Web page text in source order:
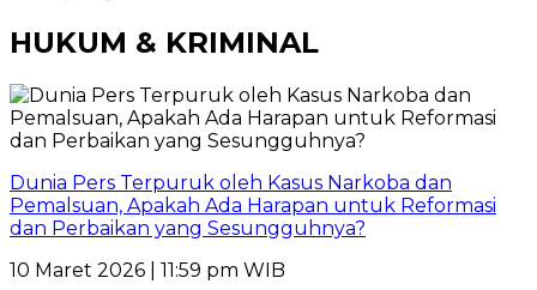
HUKUM & KRIMINAL
Dunia Pers Terpuruk oleh Kasus Narkoba dan
Pemalsuan, Apakah Ada Harapan untuk Reformasi
dan Perbaikan yang Sesungguhnya?
10 Maret 2026 | 11:59 pm WIB